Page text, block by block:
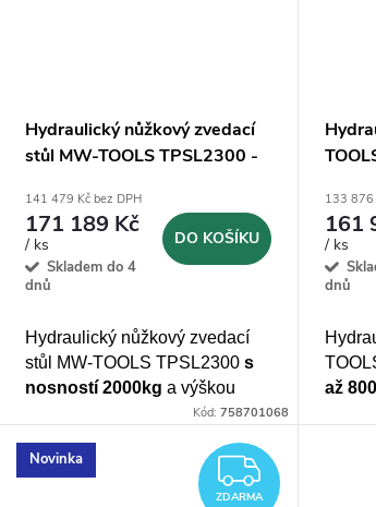
Hydraulický nůžkový zvedací
stůl MW-TOOLS TPSL2300 -
141 479 Kč bez DPH
171 189 Kč
/ ks
Skladem do 4
dnů
DO KOŠÍKU
Hydraulický nůžkový zvedací
stůl MW-TOOLS TPSL2300s
nosností 2000kg a výškou
zvedání až 3000mm složnou
Kód: 758701068
133 876
161
/ ks
dnů
až
Novinka ZDARMA
ZDARMA